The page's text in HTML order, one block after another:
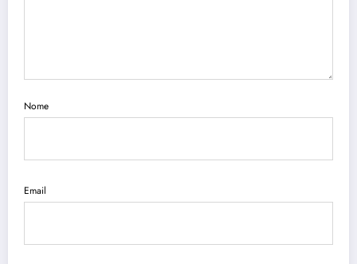
Nome
Email